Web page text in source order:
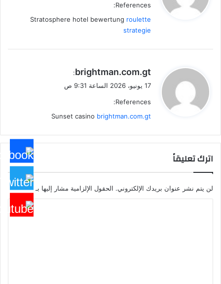
ل
References:
Stratosphere hotel bewertung roulette
strategie
ي
ل
brightman.com.gt
:
17 يونيو، 2026 الساعة 9:31 ص
References:
Sunset casino brightman.com.gt
اترك تعليقاً
لن يتم نشر عنوان بريدك الإلكتروني. الحقول الإلزامية مشار إليها بـ *